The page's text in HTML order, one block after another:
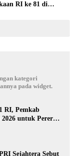
RI ke 81 di
kategori
pada widget.
RI, Pemkab
untuk Pererat
Sejahtera Sebut